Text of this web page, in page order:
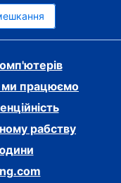
ми працюємо
рабству